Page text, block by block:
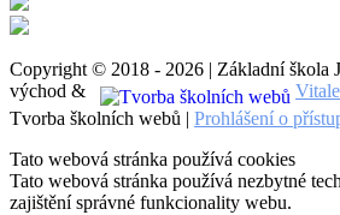
Copyright © 2018 - 2026 | Základní škola
východ &
Tvorba školních webů | Prohlášení o
Tato webová stránka používá cookies
Tato webová stránka používá nezbytné
zajištění správné funkcionality webu.